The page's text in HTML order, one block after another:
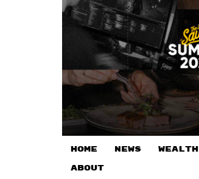
HOME NEWS WEALTH
ABOUT